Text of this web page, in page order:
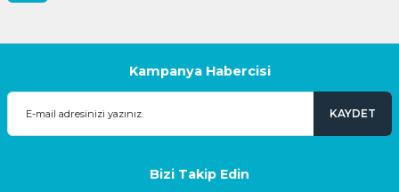
Kampanya Habercisi
KAYDET
Bizi Takip Edin